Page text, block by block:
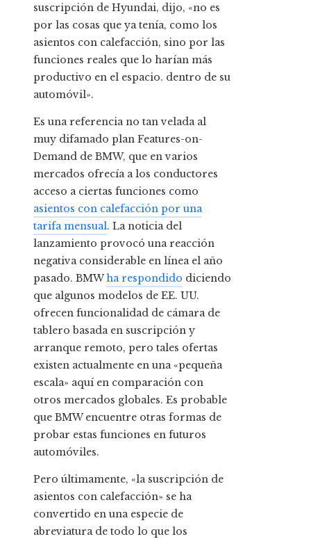
suscripción de Hyundai, dijo, «no es
por las cosas que ya tenía, como los
asientos con calefacción, sino por las
funciones reales que lo harían más
productivo en el espacio. dentro de su
automóvil».
Es una referencia no tan velada al
muy difamado plan Features-on-
Demand de BMW, que en varios
mercados ofrecía a los conductores
acceso a ciertas funciones como
asientos con calefacción por una
tarifa mensual. La noticia del
lanzamiento provocó una reacción
negativa considerable en línea el año
pasado. BMWha respondido diciendo
que algunos modelos de EE. UU.
ofrecen funcionalidad de cámara de
tablero basada en suscripción y
arranque remoto, pero tales ofertas
existen actualmente en una «pequeña
escala» aquí en comparación con
otros mercados globales. Es probable
que BMW encuentre otras formas de
probar estas funciones en futuros
automóviles.
Pero últimamente, «la suscripción de
asientos con calefacción» se ha
convertido en una especie de
abreviatura de todo lo que los